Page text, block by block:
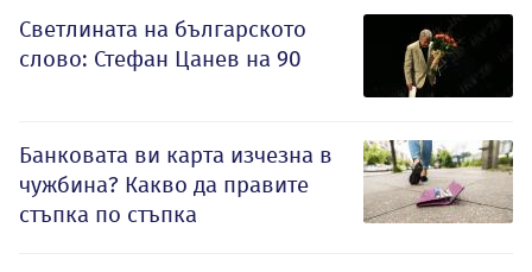
Светлината на българското
слово: Стефан Цанев на 90
Банковата ви карта изчезна в
чужбина? Какво да правите
стъпка по стъпка